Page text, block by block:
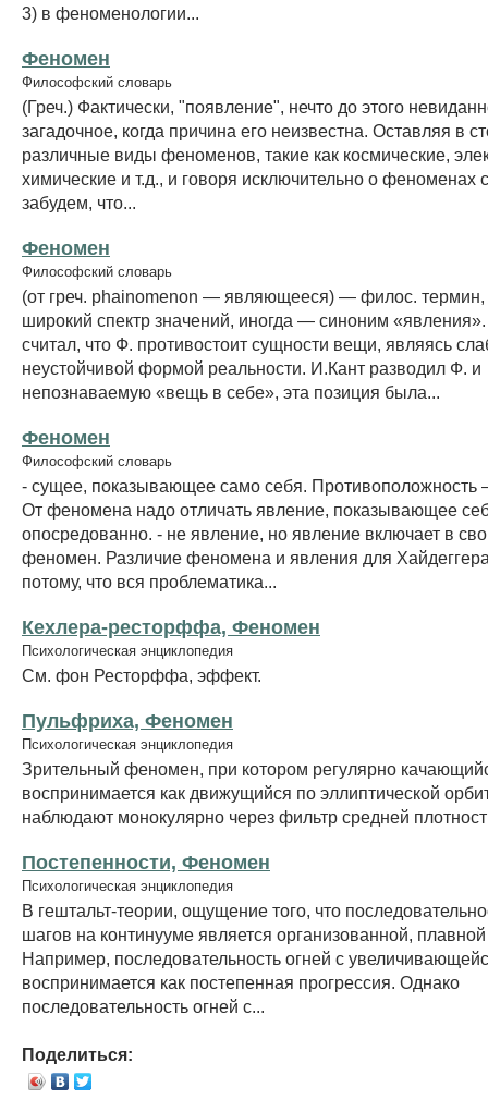
3) в феноменологии...
Феномен
Философский словарь
(Греч.) Фактически, "появление", нечто до этого
загадочное, когда причина его неизвестна. Оставляя в
различные виды феноменов, такие как космические,
химические и т.д., и говоря исключительно о феноменах
забудем, что...
Феномен
Философский словарь
(от греч. phainomenon — являющееся) — филос.
широкий спектр значений, иногда — синоним
считал, что Ф. противостоит сущности вещи, являясь
неустойчивой формой реальности. И.Кант разводил Ф. и
непознаваемую «вещь в себе», эта позиция была...
Феномен
Философский словарь
- сущее, показывающее само себя. Противоположность
От феномена надо отличать явление, показывающее
опосредованно. - не явление, но явление включает в
феномен. Различие феномена и явления для
потому, что вся проблематика...
Кехлера-ресторффа, Феномен
Психологическая энциклопедия
См. фон Ресторффа, эффект.
Пульфриха, Феномен
Психологическая энциклопедия
Зрительный феномен, при котором регулярно
воспринимается как движущийся по эллиптической
наблюдают монокулярно через фильтр средней
Постепенности, Феномен
Психологическая энциклопедия
В гештальт-теории, ощущение того, что
шагов на континууме является организованной,
Например, последовательность огней с
воспринимается как постепенная прогрессия. Однако
последовательность огней с...
Поделиться: